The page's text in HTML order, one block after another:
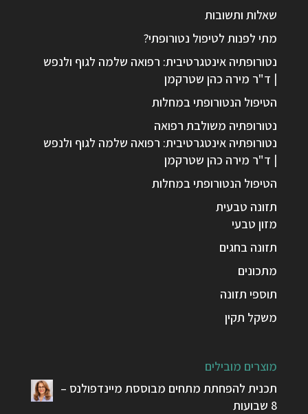
שאלות ותשובות
מתי לפנות לטיפול נטורופתי?
נטורופתיה אינטגרטיבית: רפואה שלמה לגוף ולנפש
| ד"ר מירה כהן שטרקמן
הטיפול הנטורופתי במחלות
נטורופתיה משולבת רפואה
נטורופתיה אינטגרטיבית: רפואה שלמה לגוף ולנפש
| ד"ר מירה כהן שטרקמן
הטיפול הנטורופתי במחלות
תזונה טבעית
מזון טבעי
תזונה בחגים
מתכונים
תוספי תזונה
משקל תקין
מוצרים מובילים
תכנית להפחתת מתחים מבוססת מיינדפולנס –
8 שבועות